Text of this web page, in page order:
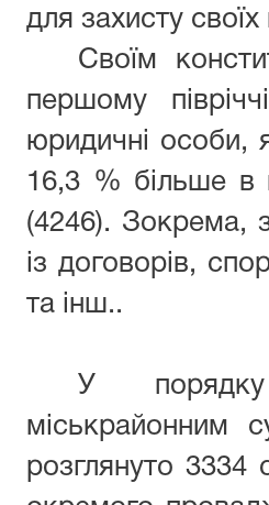
для захисту
Своїм
першому
юридичні особи,
16,3 % більше в
(4246). Зокрема,
із договорів,
та інш..
У порядку
міськрайонним
розглянуто 3334